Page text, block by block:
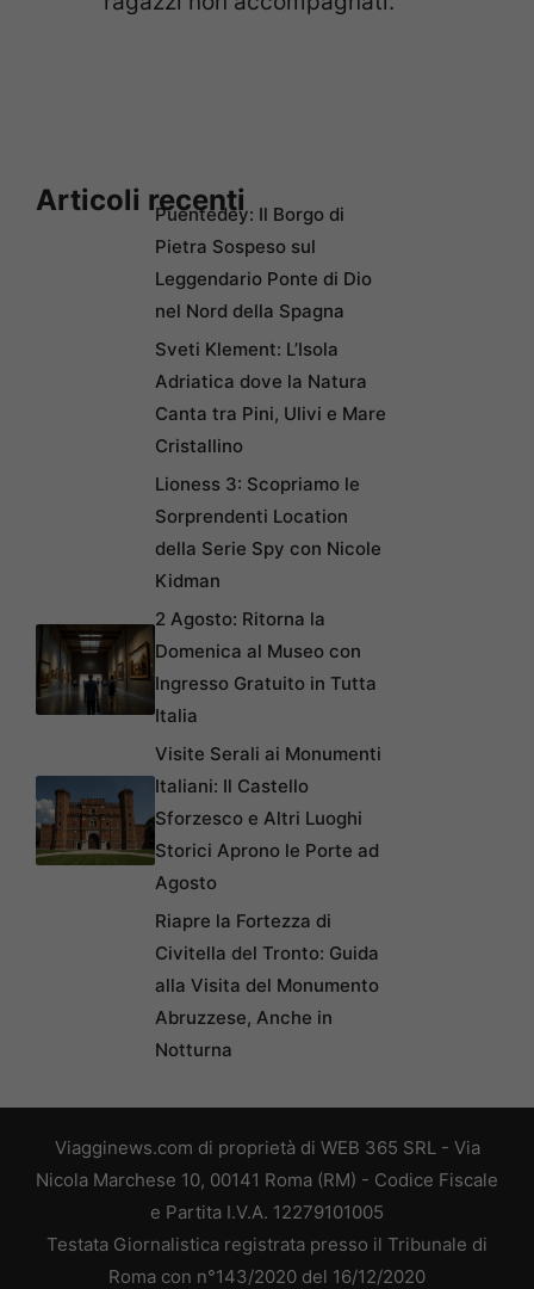
Articoli recentiPuentedey: Il Borgo di
Pietra Sospeso sul
Leggendario Ponte di Dio
nel Nord della Spagna
Sveti Klement: L’Isola
Adriatica dove la Natura
Canta tra Pini, Ulivi e Mare
Cristallino
Lioness 3: Scopriamo le
Sorprendenti Location
della Serie Spy con Nicole
Kidman
2 Agosto: Ritorna la
Domenica al Museo con
Ingresso Gratuito in Tutta
Italia
Visite Serali ai Monumenti
Italiani: Il Castello
Sforzesco e Altri Luoghi
Storici Aprono le Porte ad
Agosto
Riapre la Fortezza di
Civitella del Tronto: Guida
alla Visita del Monumento
Abruzzese, Anche in
Notturna
Viagginews.com di proprietà di WEB 365 SRL - Via
Nicola Marchese 10, 00141 Roma (RM) - Codice Fiscale
e Partita I.V.A. 12279101005
Testata Giornalistica registrata presso il Tribunale di
Roma con n°143/2020 del 16/12/2020